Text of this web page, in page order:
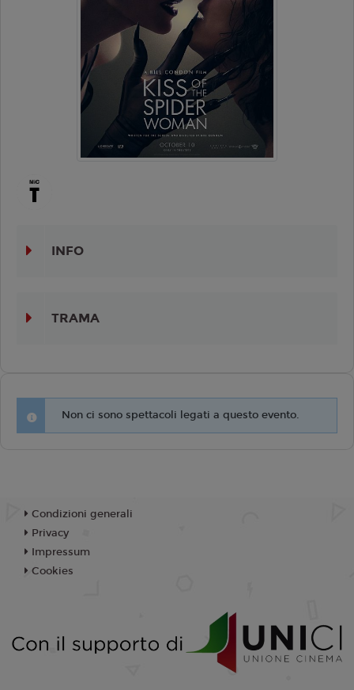
INFO
TRAMA
Non ci sono spettacoli legati a questo evento.
Condizioni generali
Privacy
Impressum
Cookies